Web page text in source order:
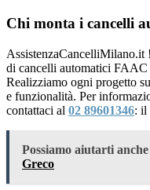
Chi monta i cancelli
AssistenzaCancelliMilano.it
di cancelli automatici FAAC
Realizziamo ogni progetto
e funzionalità. Per
contattaci al 02 89601346: il
Possiamo aiutarti
Greco